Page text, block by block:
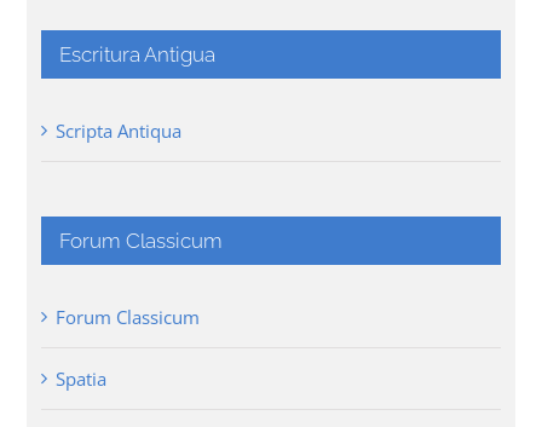
Escritura Antigua
Scripta Antiqua
Forum Classicum
Forum Classicum
Spatia